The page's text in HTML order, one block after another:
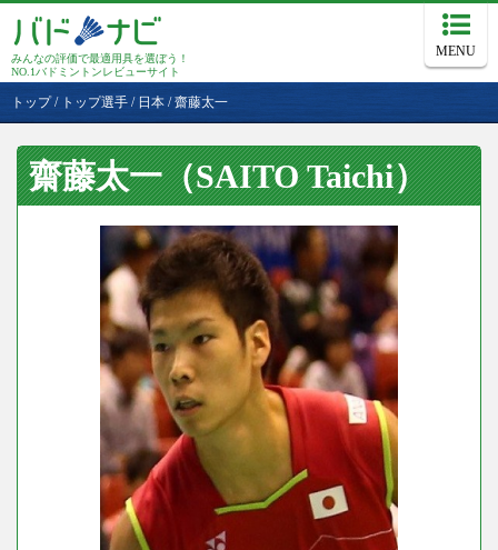
みんなの評価で最適用具を選ぼう！
NO.1バドミントンレビューサイト
MENU
トップ/ トップ選手 / 日本 /齋藤太一
齋藤太一（SAITO Taichi）